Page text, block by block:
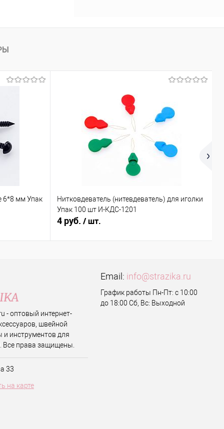
6*8 мм Упак
Нитковдеватель (нитевдеватель) для иголки
Упак 100 шт И-КДС-1201
4 руб. / шт.
- оптовый интернет-
швейной
и инструментов для
Все права защищены.
33
на карте
Email: info@strazika.ru
График работы Пн-Пт: с 10:00
до 18:00 Сб, Вс: Выходной